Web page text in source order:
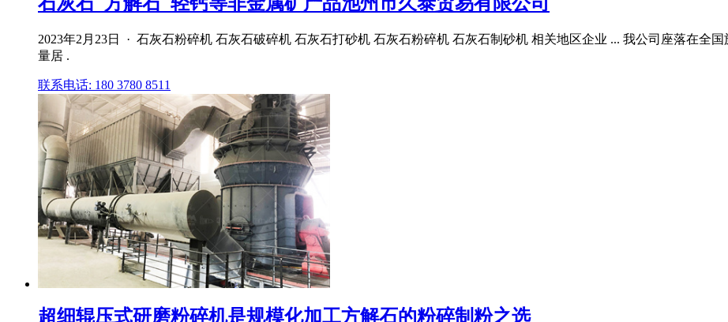
2023年2月23日 · 石灰石粉碎机 石灰石破碎机 石灰石打砂机 石灰石粉碎机 石灰石制砂机 相关地区企业 ... 我公司座落在全
量居 .
联系电话: 180 3780 8511
超细辊压式研磨粉碎机是规模化加工方解石的粉碎制粉之选